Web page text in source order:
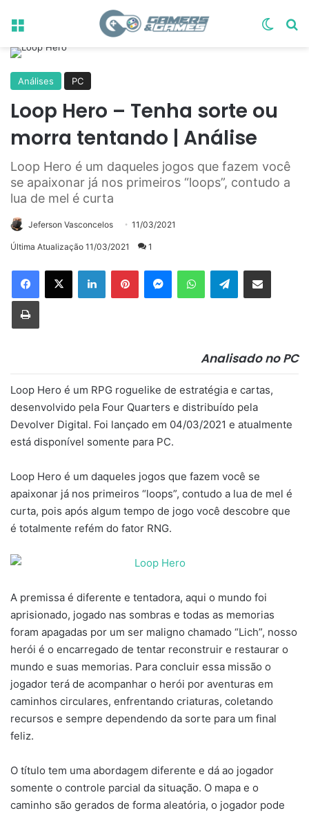
Menu
Análises PC
Loop Hero – Tenha sorte ou
morra tentando | Análise
Loop Hero é um daqueles jogos que fazem você
se apaixonar já nos primeiros “loops”, contudo a
lua de mel é curta
Jeferson Vasconcelos 11/03/2021
Última Atualização 11/03/2021 1
LinkedinPinterestMessengerWhatsAppTelegramCompartilhar via e-mail
Imprimir
Analisado no PC
Loop Hero é um RPG roguelike de estratégia e cartas,
desenvolvido pela Four Quarters e distribuído pela
Devolver Digital. Foi lançado em 04/03/2021 e atualmente
está disponível somente para PC.
Loop Hero é um daqueles jogos que fazem você se
apaixonar já nos primeiros “loops”, contudo a lua de mel é
curta, pois após algum tempo de jogo você descobre que
é totalmente refém do fator RNG.
A premissa é diferente e tentadora, aqui o mundo foi
aprisionado, jogado nas sombras e todas as memorias
foram apagadas por um ser maligno chamado “Lich”, nosso
herói é o encarregado de tentar reconstruir e restaurar o
mundo e suas memorias. Para concluir essa missão o
jogador terá de acompanhar o herói por aventuras em
caminhos circulares, enfrentando criaturas, coletando
recursos e sempre dependendo da sorte para um final
feliz.
O título tem uma abordagem diferente e dá ao jogador
somente o controle parcial da situação. O mapa e o
caminho são gerados de forma aleatória, o jogador pode